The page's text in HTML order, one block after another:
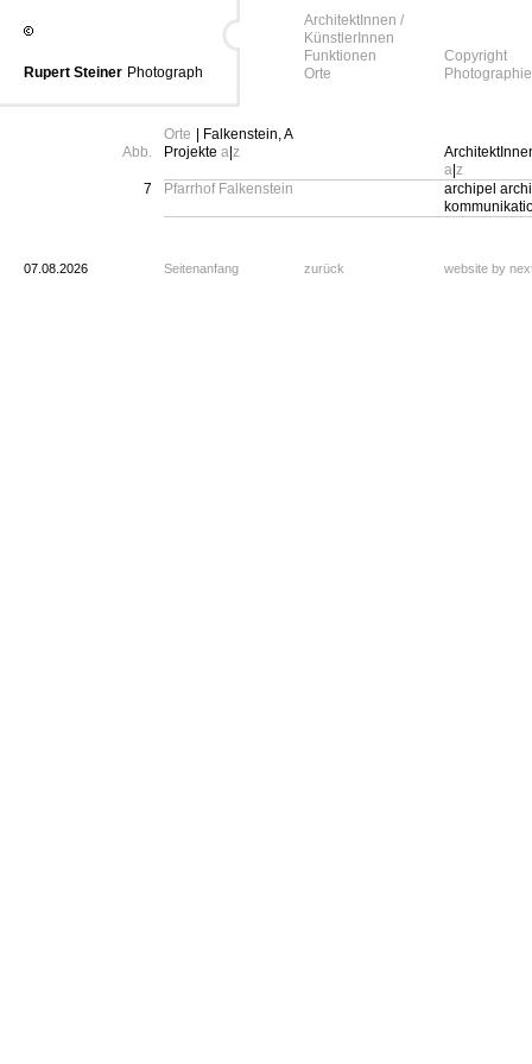
Rupert Steiner Photograph
ArchitektInnen /
KünstlerInnen
Funktionen
Orte
Copyright
Photographie
Orte
| Falkenstein, A
Abb.
Projekte a z
a z
7
Pfarrhof Falkenstein
archipel
07.08.2026 Seitenanfang zurück website by